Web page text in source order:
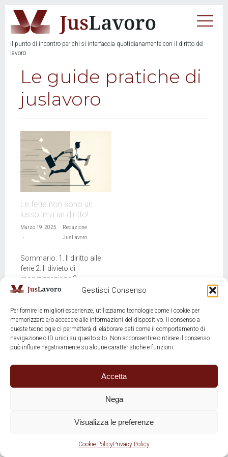
Gestisci Consenso
Per fornire le migliori esperienze, utilizziamo tecnologie come i cookie per
memorizzare e/o accedere alle informazioni del dispositivo. Il consenso a
queste tecnologie ci permetterà di elaborare dati come il comportamento di
navigazione o ID unici su questo sito. Non acconsentire o ritirare il consenso
può influire negativamente su alcune caratteristiche e funzioni.
Accetta
Nega
Visualizza le preferenze
Cookie PolicyPrivacy Policy
Il punto di incontro per chi si interfaccia quotidianamente con il diritto del
lavoro
Le guide pratiche di
juslavoro
Le ferie non sono un
lusso, ma un diritto!
Marzo 19, 2025
Redazione
JusLavoro
Sommario: 1. Il diritto alle
ferie 2. Il divieto di
monetizzazione 3.
Importanza della corretta
APPROFONDISCI
Maioliche, 53 Rovereto (TN) 38068
PUBLISHER: CdL Daniele Dante - ISSN 3103-5558